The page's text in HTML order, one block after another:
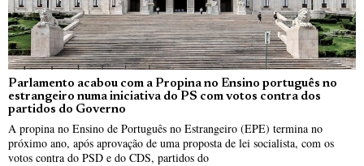
Parlamento acabou com a Propina no Ensino português no
estrangeiro numa iniciativa do PS com votos contra dos
partidos do Governo
A propina no Ensino de Português no Estrangeiro (EPE) termina no
próximo ano, após aprovação de uma proposta de lei socialista, com os
votos contra do PSD e do CDS, partidos do